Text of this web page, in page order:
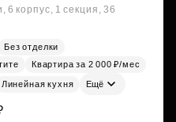
корпус, 1 секция, 36
Без отделки
Квартира за 2 000 ₽/мес
Линейная кухня Ещё